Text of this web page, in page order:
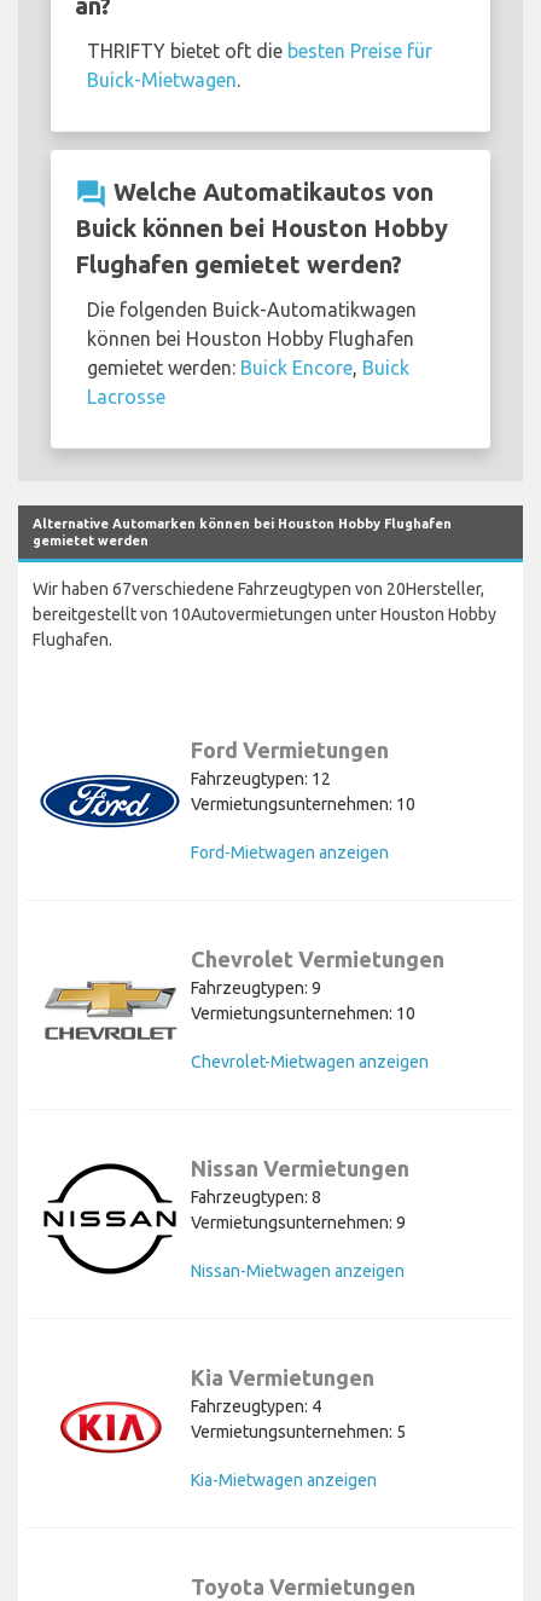
THRIFTY bietet oft die besten Preise für
Buick-Mietwagen.
question_answer Welche Automatikautos von
Buick können bei Houston Hobby
Flughafen gemietet werden?
Die folgenden Buick-Automatikwagen
können bei Houston Hobby Flughafen
gemietet werden: Buick Encore, Buick
Lacrosse
Alternative Automarken können bei Houston Hobby Flughafen
gemietet werden
Wir haben 67verschiedene Fahrzeugtypen von 20Hersteller,
bereitgestellt von 10Autovermietungen unter Houston Hobby
Flughafen.
Ford Vermietungen
Fahrzeugtypen: 12
Vermietungsunternehmen: 10
Ford-Mietwagen anzeigen
Chevrolet Vermietungen
Fahrzeugtypen: 9
Vermietungsunternehmen: 10
Chevrolet-Mietwagen anzeigen
Nissan Vermietungen
Fahrzeugtypen: 8
Vermietungsunternehmen: 9
Nissan-Mietwagen anzeigen
Kia Vermietungen
Fahrzeugtypen: 4
Vermietungsunternehmen: 5
Kia-Mietwagen anzeigen
Toyota Vermietungen